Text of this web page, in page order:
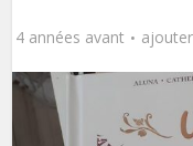
4 années avant